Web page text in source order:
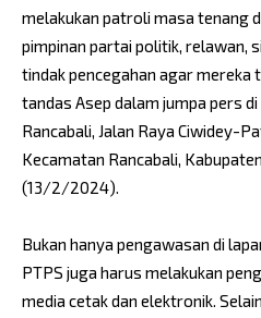
melakukan patroli masa tenang
pimpinan partai politik, relawan,
tindak pencegahan agar mereka
tandas Asep dalam jumpa pers
Rancabali, Jalan Raya Ciwidey-
Kecamatan Rancabali,
(13/2/2024).
Bukan hanya pengawasan di
PTPS juga harus melakukan
media cetak dan elektronik.